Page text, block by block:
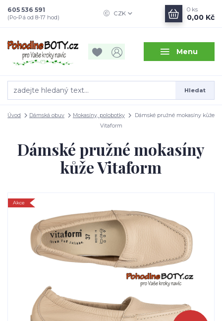
Menu
CZK
Hledat
605 536 591
(Po-Pá od 8-17 hod)
0 ks
0,00 Kč
Úvod Dámská obuv Mokasíny, polobotky
Dámské pružné mokasíny kůže
Vitaform
Dámské pružné mokasíny
kůže Vitaform
Akce